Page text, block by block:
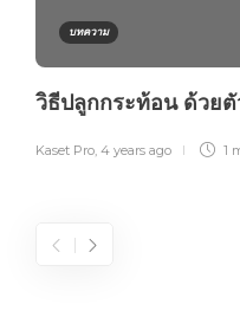
บทความ
วิธีปลูกกระท้อน ด้วยตั
Kaset Pro, 4 years ago 1